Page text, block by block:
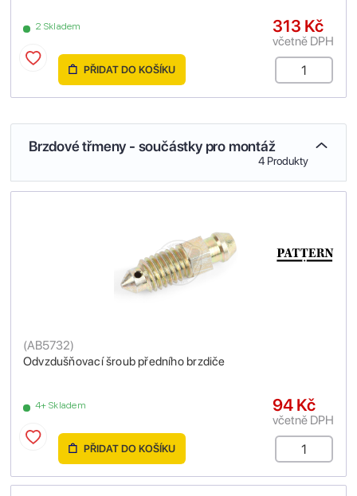
2 Skladem 313 Kč
včetně DPH
PŘIDAT DO KOŠÍKU
Brzdové třmeny - součástky pro montáž
4 Produkty
Odvzdušňovací šroub předního brzdiče
(AB5732)
4+ Skladem 94 Kč
včetně DPH
PŘIDAT DO KOŠÍKU